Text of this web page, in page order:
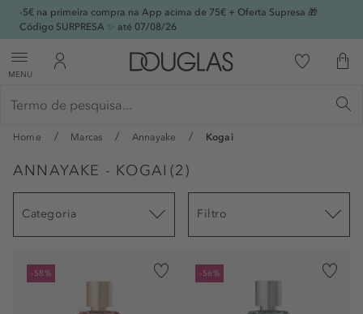
-5€ na primeira compra na App acima de 75€ + Oferta Supresa 🎁
Código SURPRESA ✨ até 07/08/26
MENU
Home Marcas Annayake Kogai
ANNAYAKE - KOGAI (2)
Categoria Filtro
-58% -56%